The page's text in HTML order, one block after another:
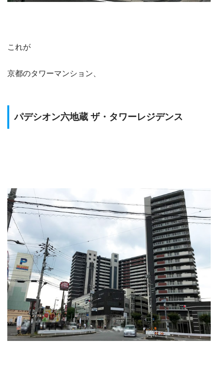
これが
京都のタワーマンション、
パデシオン六地蔵 ザ・タワーレジデンス